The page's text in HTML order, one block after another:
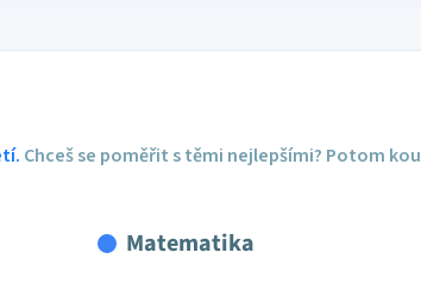
Chceš se poměřit s těmi nejlepšími? Potom
Matematika